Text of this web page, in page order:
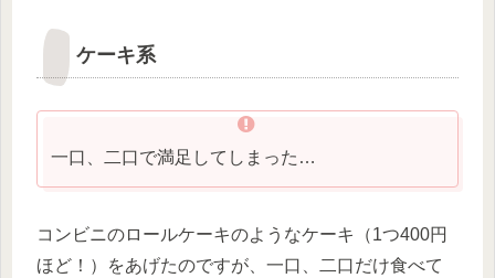
ケーキ系
一口、二口で満足してしまった…
コンビニのロールケーキのようなケーキ（1つ400円
ほど！）をあげたのですが、一口、二口だけ食べて